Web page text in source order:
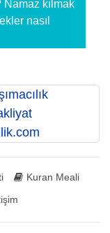
Namaz kılmak
nasıl
Kuran Meali